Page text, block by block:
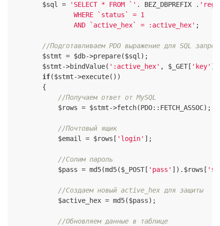
        $sql =
'SELECT * FROM `' . BEZ_DBPREFIX . 'reg`
                WHERE `status` = 1
                AND `active_hex` = :active_hex'
;
//Подготавливаем PDO выражение для SQL
        $stmt = $db->prepare($sql);
        $stmt->bindValue(
':active_hex' , $_GET[ 'key' ],
if($stmt->execute())
        {
//Получаем ответ от MySQL
            $rows = $stmt->fetch(PDO::FETCH_ASSOC);
//Почтовый ящик
            $email = $rows[
'login' ];
//Солим пароль
            $pass = md5(md5($_POST[
'pass' ]).$rows[
//Создаем новый active_hex для защиты
            $active_hex = md5($pass);
//Обновляем данные в таблице